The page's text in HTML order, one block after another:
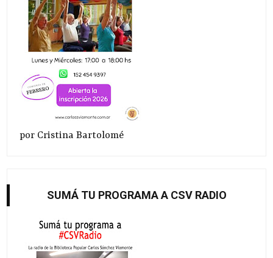
por Cristina Bartolomé
SUMÁ TU PROGRAMA A CSV RADIO